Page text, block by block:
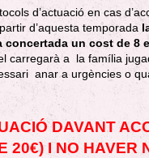
d’actuació en cas
d’aquesta temporada
concertada un cost de 8
carregarà a la família
anar a urgències o
DAVANT
20€) I NO HAVER